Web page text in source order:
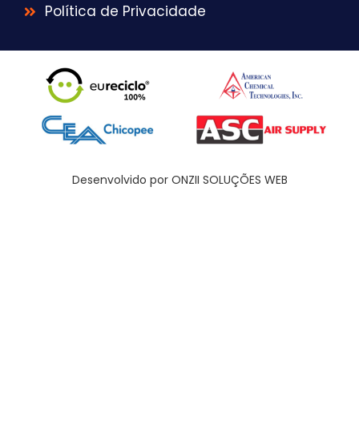
Política de Privacidade
Desenvolvido por ONZII SOLUÇÕES WEB